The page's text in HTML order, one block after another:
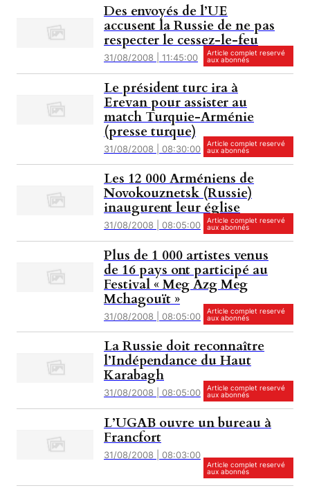
Des envoyés de l’UE
accusent la Russie de ne pas
respecter le cessez-le-feu
31/08/2008 | 11:45:00
Article complet reservé
aux abonnés
Le président turc ira à
Erevan pour assister au
match Turquie-Arménie
(presse turque)
31/08/2008 | 08:30:00
Article complet reservé
aux abonnés
Les 12 000 Arméniens de
Novokouznetsk (Russie)
inaugurent leur église
31/08/2008 | 08:05:00
Article complet reservé
aux abonnés
Plus de 1 000 artistes venus
de 16 pays ont participé au
Festival « Meg Azg Meg
Mchagouït »
31/08/2008 | 08:05:00
Article complet reservé
aux abonnés
La Russie doit reconnaître
l’Indépendance du Haut
Karabagh
31/08/2008 | 08:05:00
Article complet reservé
aux abonnés
L’UGAB ouvre un bureau à
Francfort
31/08/2008 | 08:03:00
Article complet reservé
aux abonnés